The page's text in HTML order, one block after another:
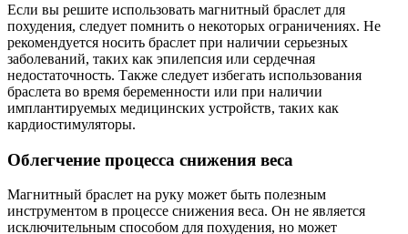
Если вы решите использовать магнитный браслет для
похудения, следует помнить о некоторых ограничениях. Не
рекомендуется носить браслет при наличии серьезных
заболеваний, таких как эпилепсия или сердечная
недостаточность. Также следует избегать использования
браслета во время беременности или при наличии
имплантируемых медицинских устройств, таких как
кардиостимуляторы.
Облегчение процесса снижения веса
Магнитный браслет на руку может быть полезным
инструментом в процессе снижения веса. Он не является
исключительным способом для похудения, но может